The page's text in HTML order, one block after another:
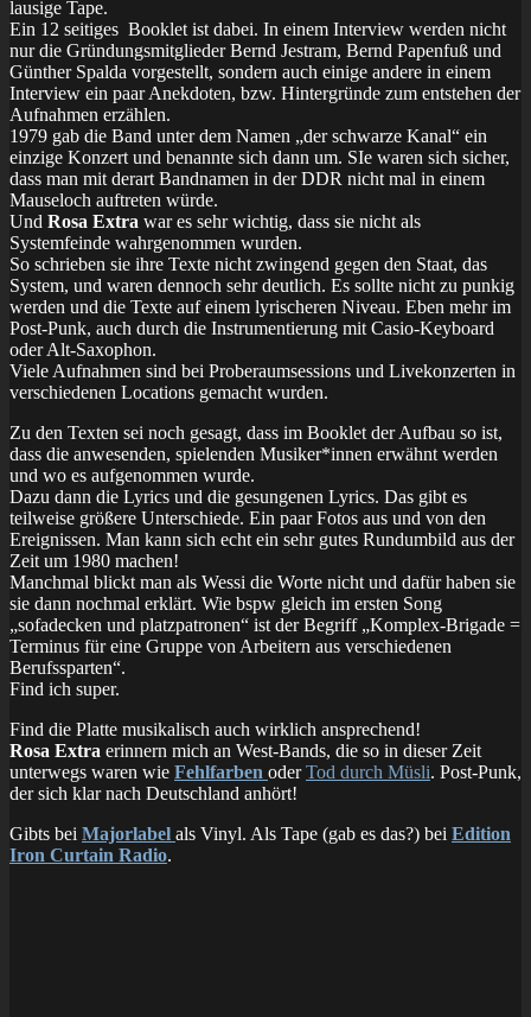
lausige Tape.
Ein 12 seitiges Booklet ist dabei. In einem Interview werden nicht
nur die Gründungsmitglieder Bernd Jestram, Bernd Papenfuß und
Günther Spalda vorgestellt, sondern auch einige andere in einem
Interview ein paar Anekdoten, bzw. Hintergründe zum entstehen der
Aufnahmen erzählen.
1979 gab die Band unter dem Namen „der schwarze Kanal“ ein
einzige Konzert und benannte sich dann um. SIe waren sich sicher,
dass man mit derart Bandnamen in der DDR nicht mal in einem
Mauseloch auftreten würde.
Und Rosa Extra war es sehr wichtig, dass sie nicht als
Systemfeinde wahrgenommen wurden.
So schrieben sie ihre Texte nicht zwingend gegen den Staat, das
System, und waren dennoch sehr deutlich. Es sollte nicht zu punkig
werden und die Texte auf einem lyrischeren Niveau. Eben mehr im
Post-Punk, auch durch die Instrumentierung mit Casio-Keyboard
oder Alt-Saxophon.
Viele Aufnahmen sind bei Proberaumsessions und Livekonzerten in
verschiedenen Locations gemacht wurden.
Zu den Texten sei noch gesagt, dass im Booklet der Aufbau so ist,
dass die anwesenden, spielenden Musiker*innen erwähnt werden
und wo es aufgenommen wurde.
Dazu dann die Lyrics und die gesungenen Lyrics. Das gibt es
teilweise größere Unterschiede. Ein paar Fotos aus und von den
Ereignissen. Man kann sich echt ein sehr gutes Rundumbild aus der
Zeit um 1980 machen!
Manchmal blickt man als Wessi die Worte nicht und dafür haben sie
sie dann nochmal erklärt. Wie bspw gleich im ersten Song
„sofadecken und platzpatronen“ ist der Begriff „Komplex-Brigade =
Terminus für eine Gruppe von Arbeitern aus verschiedenen
Berufssparten“.
Find ich super.
Find die Platte musikalisch auch wirklich ansprechend!
Rosa Extra erinnern mich an West-Bands, die so in dieser Zeit
unterwegs waren wie Fehlfarben oderTod durch Müsli. Post-Punk,
der sich klar nach Deutschland anhört!
Gibts bei Majorlabel als Vinyl. Als Tape (gab es das?) bei Edition
Iron Curtain Radio.